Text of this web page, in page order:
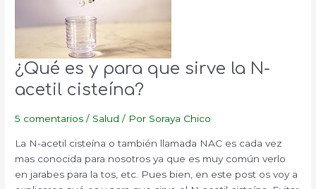
¿Qué es y para que sirve la N-
acetil cisteína?
5 comentarios / Salud / Por Soraya Chico
La N-acetil cisteína o también llamada NAC es cada vez
mas conocida para nosotros ya que es muy común verlo
en jarabes para la tos, etc. Pues bien, en este post os voy a